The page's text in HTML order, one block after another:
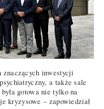
znaczących inwestycji
a także sale
gotowa nie tylko na
kryzysowe – zapowiedział